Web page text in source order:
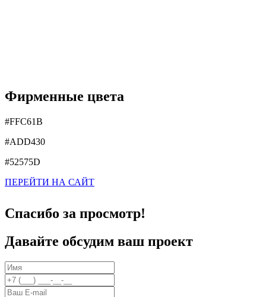
Фирменные цвета
#FFC61B
#ADD430
#52575D
ПЕРЕЙТИ НА САЙТ
Спасибо за просмотр!
Давайте обсудим ваш проект